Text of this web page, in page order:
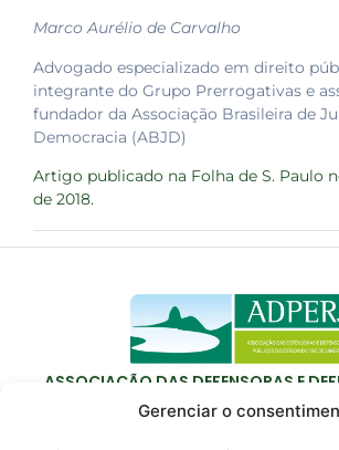
Gerenciar o
Marco Aurélio de Carvalho
Advogado especializado em direito
integrante do Grupo Prerrogativas e
fundador da Associação Brasileira de
Democracia (ABJD)
Artigo publicado na Folha de S. Paulo
de 2018.
ASSOCIAÇÃO DAS DEFENSORAS E
PÚBLICOS DO ESTADO DO RIO DE